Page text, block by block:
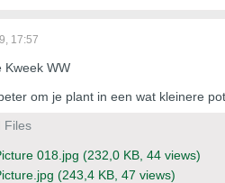
17:57
Kweek WW
om je plant in een wat kleinere
Files
018.jpg (232,0 KB, 44 views)
(243,4 KB, 47 views)